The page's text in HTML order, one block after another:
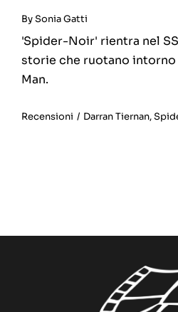
BySonia Gatti
'Spider-Noir' rientra nel
storie che ruotano
Man.
Recensioni / Darran Tiernan,